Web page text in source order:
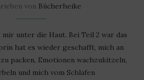
von Bücherheike
mir unter die Haut. Bei Teil 2 war das
hat es wieder geschafft, mich an
packen, Emotionen wachzukitzeln,
und mich vom Schlafen